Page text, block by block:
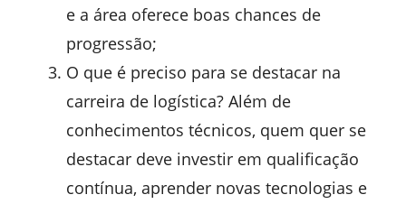
e a área oferece boas chances de
progressão;
O que é preciso para se destacar na
carreira de logística? Além de
conhecimentos técnicos, quem quer se
destacar deve investir em qualificação
contínua, aprender novas tecnologias e